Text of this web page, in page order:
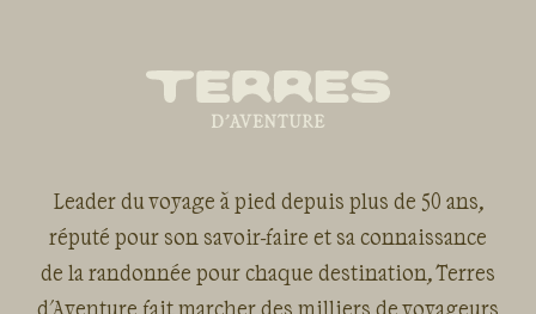
Leader du voyage à pied depuis plus de 50 ans,
réputé pour son savoir-faire et sa connaissance
de la randonnée pour chaque destination, Terres
d'Aventure fait marcher des milliers de voyageurs